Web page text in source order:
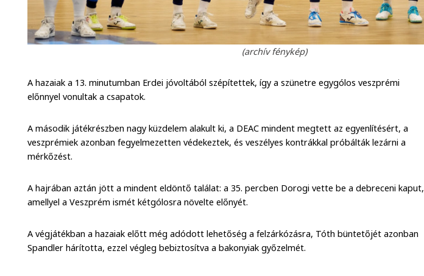
(archív fénykép)
A hazaiak a 13. minutumban Erdei jóvoltából szépítettek, így a szünetre egygólos veszprémi
előnnyel vonultak a csapatok.
A második játékrészben nagy küzdelem alakult ki, a DEAC mindent megtett az egyenlítésért, a
veszprémiek azonban fegyelmezetten védekeztek, és veszélyes kontrákkal próbálták lezárni a
mérkőzést.
A hajrában aztán jött a mindent eldöntő találat: a 35. percben Dorogi vette be a debreceni kaput,
amellyel a Veszprém ismét kétgólosra növelte előnyét.
A végjátékban a hazaiak előtt még adódott lehetőség a felzárkózásra, Tóth büntetőjét azonban
Spandler hárította, ezzel végleg bebiztosítva a bakonyiak győzelmét.